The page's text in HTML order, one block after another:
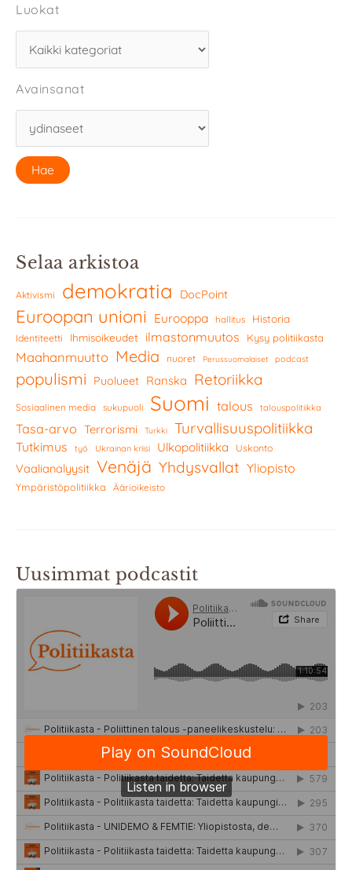
Luokat
Avainsanat
Selaa arkistoa
Aktivismi demokratia DocPoint
Euroopan unioni Eurooppa hallitus Historia
Identiteetti Ihmisoikeudet ilmastonmuutos Kysy politiikasta
Maahanmuutto Media nuoret Perussuomalaiset podcast
populismi Puolueet Ranska Retoriikka
Sosiaalinen media sukupuoli Suomi talous talouspolitiikka
Tasa-arvo Terrorismi Turkki Turvallisuuspolitiikka
Tutkimus työ Ukrainan kriisi Ulkopolitiikka Uskonto
Vaalianalyysit Venäjä Yhdysvallat Yliopisto
Ympäristöpolitiikka Äärioikeisto
Uusimmat podcastit